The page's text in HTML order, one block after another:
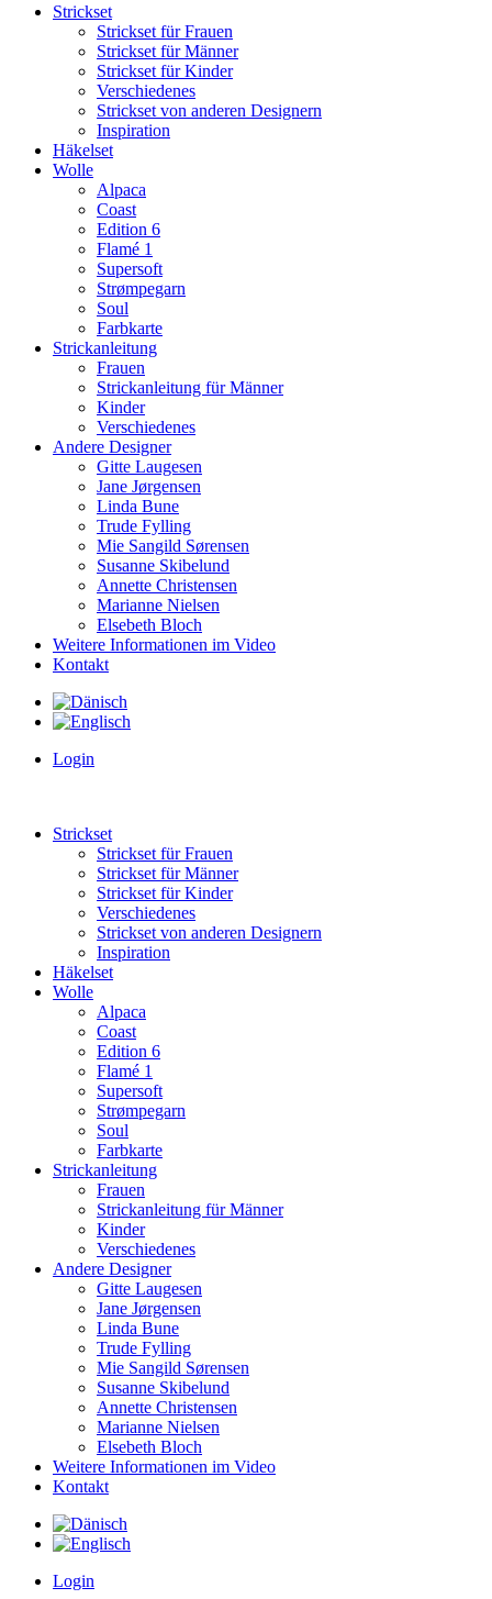
Strickset
Strickset für Frauen
Strickset für Männer
Strickset für Kinder
Verschiedenes
Strickset von anderen Designern
Inspiration
Häkelset
Wolle
Alpaca
Coast
Edition 6
Flamé 1
Supersoft
Strømpegarn
Soul
Farbkarte
Strickanleitung
Frauen
Strickanleitung für Männer
Kinder
Verschiedenes
Andere Designer
Gitte Laugesen
Jane Jørgensen
Linda Bune
Trude Fylling
Mie Sangild Sørensen
Susanne Skibelund
Annette Christensen
Marianne Nielsen
Elsebeth Bloch
Weitere Informationen im Video
Kontakt
Login
Strickset
Strickset für Frauen
Strickset für Männer
Strickset für Kinder
Verschiedenes
Strickset von anderen Designern
Inspiration
Häkelset
Wolle
Alpaca
Coast
Edition 6
Flamé 1
Supersoft
Strømpegarn
Soul
Farbkarte
Strickanleitung
Frauen
Strickanleitung für Männer
Kinder
Verschiedenes
Andere Designer
Gitte Laugesen
Jane Jørgensen
Linda Bune
Trude Fylling
Mie Sangild Sørensen
Susanne Skibelund
Annette Christensen
Marianne Nielsen
Elsebeth Bloch
Weitere Informationen im Video
Kontakt
Login